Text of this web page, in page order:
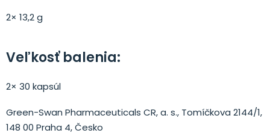
2× 13,2 g
Veľkosť balenia:
2× 30 kapsúl
Green-Swan Pharmaceuticals CR, a. s., Tomíčkova 2144/1,
148 00 Praha 4, Česko